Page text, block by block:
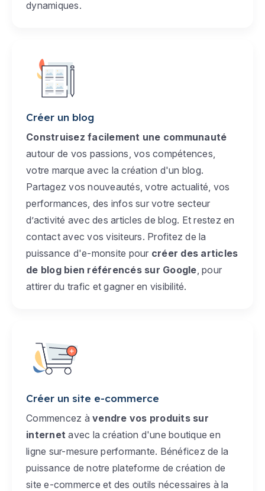
dynamiques.
Créer un blog
Construisez facilement une communauté
autour de vos passions, vos compétences,
votre marque avec la création d'un blog.
Partagez vos nouveautés, votre actualité, vos
performances, des infos sur votre secteur
d’activité avec des articles de blog. Et restez en
contact avec vos visiteurs. Profitez de la
puissance d'e-monsite pour créer des articles
de blog bien référencés sur Google , pour
attirer du trafic et gagner en visibilité.
Créer un site e-commerce
Commencez à vendre vos produits sur
internet avec la création d'une boutique en
ligne sur-mesure performante. Bénéficez de la
puissance de notre plateforme de création de
site e-commerce et des outils nécessaires à la